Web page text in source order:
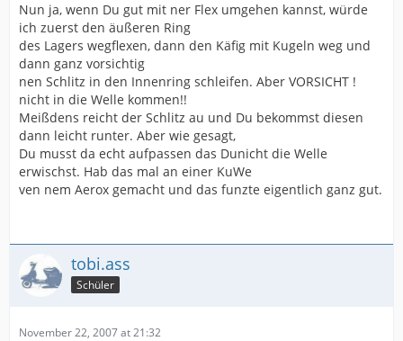
Nun ja, wenn Du gut mit ner Flex umgehen kannst, würde
ich zuerst den äußeren Ring
des Lagers wegflexen, dann den Käfig mit Kugeln weg und
dann ganz vorsichtig
nen Schlitz in den Innenring schleifen. Aber VORSICHT !
nicht in die Welle kommen!!
Meißdens reicht der Schlitz au und Du bekommst diesen
dann leicht runter. Aber wie gesagt,
Du musst da echt aufpassen das Dunicht die Welle
erwischst. Hab das mal an einer KuWe
ven nem Aerox gemacht und das funzte eigentlich ganz gut.
tobi.ass
Schüler
November 22, 2007 at 21:32